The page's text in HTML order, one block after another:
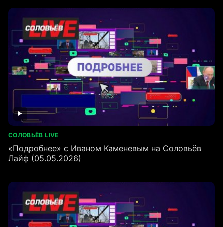
СОЛОВЬЁВ LIVE
«Подробнее» с Иваном Каменевым на Соловьёв
Лайф (05.05.2026)